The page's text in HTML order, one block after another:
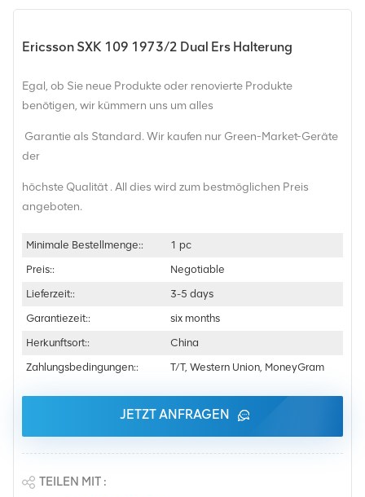
Ericsson SXK 109 1973/2 Dual Ers Halterung
Egal, ob Sie neue Produkte oder renovierte Produkte
benötigen, wir kümmern uns um alles
Garantie als Standard. Wir kaufen nur Green-Market-Geräte
der
höchste Qualität . All dies wird zum bestmöglichen Preis
angeboten.
Minimale Bestellmenge::
1 pc
Preis::
Negotiable
Lieferzeit::
3-5 days
Garantiezeit::
six months
Herkunftsort::
China
Zahlungsbedingungen::
T/T, Western Union, MoneyGram
JETZT ANFRAGEN
TEILEN MIT :